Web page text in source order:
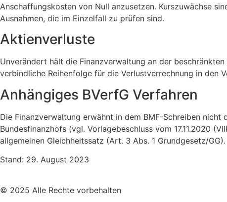
Anschaffungskosten von Null anzusetzen. Kurszuwächse
Ausnahmen, die im Einzelfall zu prüfen sind.
Aktienverluste
Unverändert hält die Finanzverwaltung an der
verbindliche Reihenfolge für die Verlustverrechnung in den
Anhängiges BVerfG Verfahren
Die Finanzverwaltung erwähnt in dem BMF-Schreiben
Bundesfinanzhofs (vgl. Vorlagebeschluss vom 17.11.2020
allgemeinen Gleichheitssatz (Art. 3 Abs. 1 Grundgesetz/GG).
Stand: 29. August 2023
© 2025 Alle Rechte vorbehalten